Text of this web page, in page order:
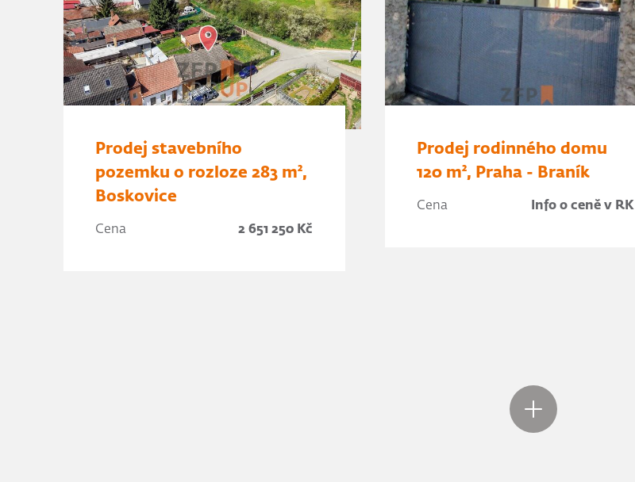
Prodej stavebního
pozemku o rozloze 283 m²,
Boskovice
Cena 2 651 250 Kč
Prodej rodinného domu
120 m², Praha - Braník
Cena Info o ceně v RK